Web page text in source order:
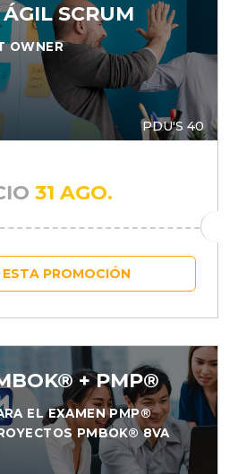
SCRUM
OWNER
PDU'S 40
31 AGO.
ESTA PROMOCIÓN
+ PMP®
EL EXAMEN PMP®
PMBOK® 8VA